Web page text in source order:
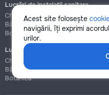
Acest site folosește
navigării, îți exprimi
urilor.
Lucrări de instalații sanitare
Chișinău
Bălți
Botanica
Lucrări de construcție și instalare
Chișinău
Bălți
Botanica